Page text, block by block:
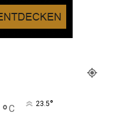
°C 23.5°